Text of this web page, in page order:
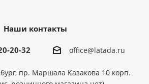
Наши контакты
20-32 office@latada.ru
пр. Маршала Казакова 10 корп.